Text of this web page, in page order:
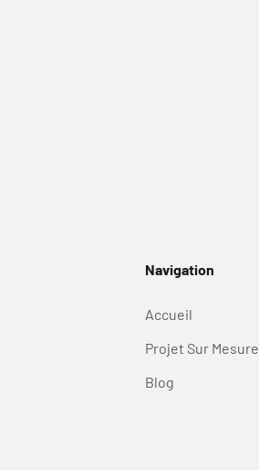
Navigation
Accueil
Projet Sur Mesure
Blog